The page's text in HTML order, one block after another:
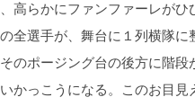
高らかにファンファーレがひ
全選手が、舞台に１列横隊
のポージング台の後方に階
かっこうになる。このお目